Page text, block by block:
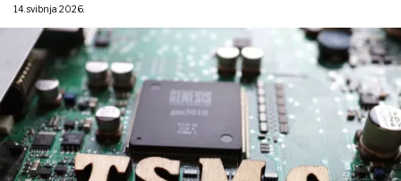
14. svibnja 2026.